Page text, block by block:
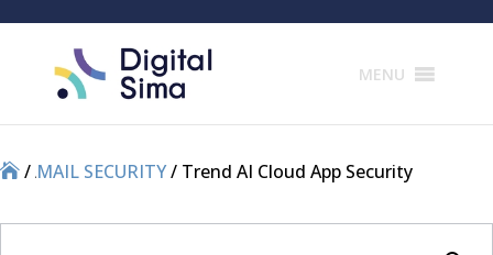
MENU
//MAIL SECURITY/ Trend AI Cloud App Security